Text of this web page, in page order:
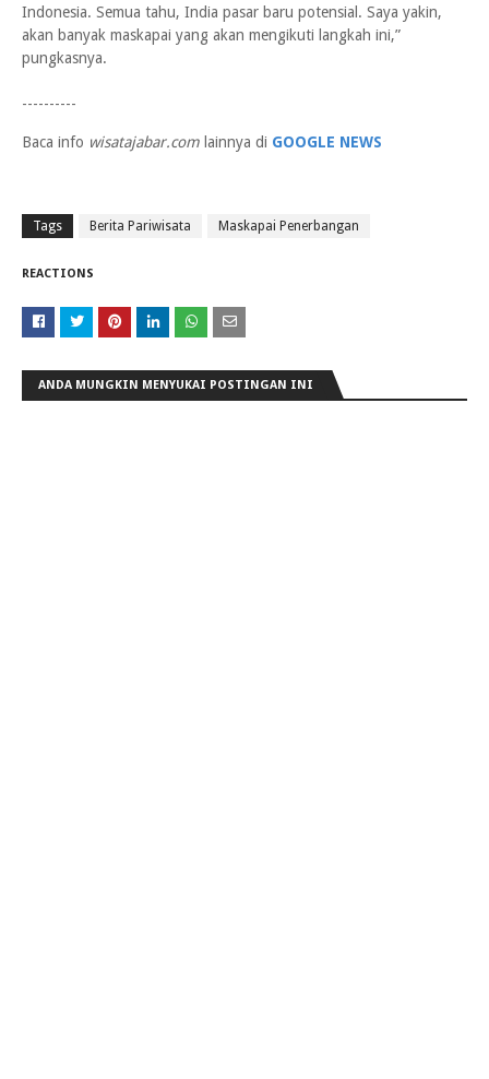
Indonesia. Semua tahu, India pasar baru potensial. Saya yakin,
akan banyak maskapai yang akan mengikuti langkah ini,”
pungkasnya.
----------
Baca info wisatajabar.com lainnya di GOOGLE NEWS
Tags Berita Pariwisata Maskapai Penerbangan
REACTIONS
ANDA MUNGKIN MENYUKAI POSTINGAN INI